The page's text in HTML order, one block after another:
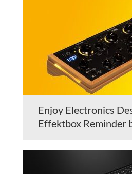
Enjoy Electronics
Effektbox Reminder